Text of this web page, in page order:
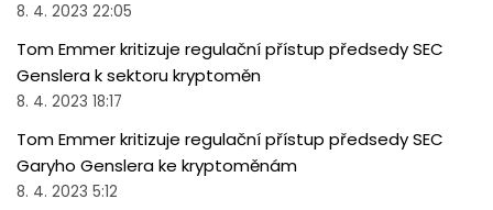
8. 4. 2023 22:05
Tom Emmer kritizuje regulační přístup předsedy SEC
Genslera k sektoru kryptoměn
8. 4. 2023 18:17
Tom Emmer kritizuje regulační přístup předsedy SEC
Garyho Genslera ke kryptoměnám
8. 4. 2023 5:12